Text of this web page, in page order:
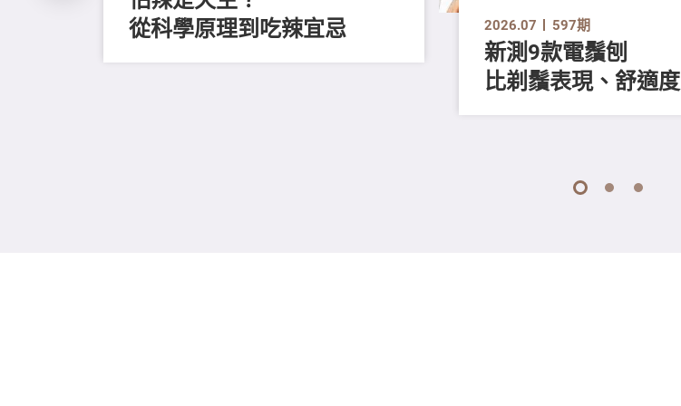
從科學原理到吃辣宜忌
2026.07 597期
新測9款電鬚刨
比剃鬚表現、舒適度
1 2 3